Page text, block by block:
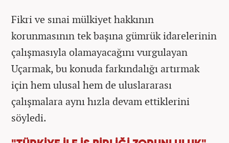
Fikri ve sınai mülkiyet hakkının
korunmasının tek başına gümrük idarelerinin
çalışmasıyla olamayacağını vurgulayan
Uçarmak, bu konuda farkındalığı artırmak
için hem ulusal hem de uluslararası
çalışmalara aynı hızla devam ettiklerini
söyledi.